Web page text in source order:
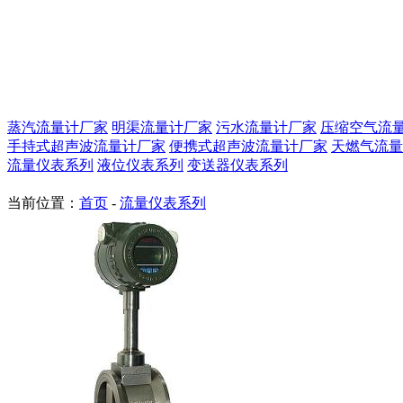
蒸汽流量计厂家 明渠流量计厂家 污水流量计厂家 压缩空气流
手持式超声波流量计厂家 便携式超声波流量计厂家 天燃气流
流量仪表系列 液位仪表系列 变送器仪表系列
当前位置： 首页 - 流量仪表系列